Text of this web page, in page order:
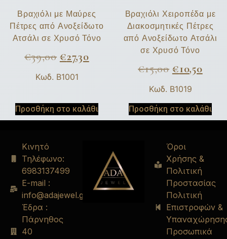
Βραχιόλι με Μαύρες
Πέτρες από Ανοξείδωτο
Ατσάλι σε Χρυσό Τόνο
€39,00 €27,30
Κωδ. B1001
Προσθήκη στο καλάθι
Βραχιόλι Χειροπέδα με
Διακοσμητικές Πέτρες
από Ανοξείδωτο Ατσάλι
σε Χρυσό Τόνο
€15,00 €10,50
Κωδ. B1019
Προσθήκη στο καλάθι
Κινητό
Τηλέφωνο:
6983137499
E-mail :
info@adajewel.gr
Έδρα :
Πάρνηθος
40
Όροι
Χρήσης &
Πολιτική
Προστασίας
Πολιτική
Επιστροφών &
Προσωπικά